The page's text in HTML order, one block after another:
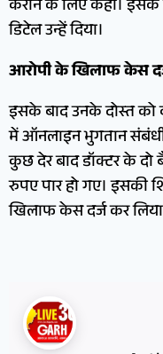
कराने के लिए कहा।
डिटेल उन्हें दिया।
आरोपी के खिलाफ केस
इसके बाद उनके दोस्त को
में ऑनलाइन भुगतान
कुछ देर बाद डॉक्टर के
रुपए पार हो गए। इसकी
खिलाफ केस दर्ज कर